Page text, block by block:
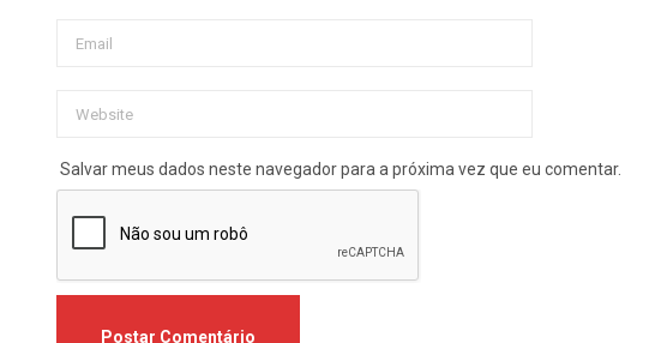
Salvar meus dados neste navegador para a próxima vez que eu comentar.